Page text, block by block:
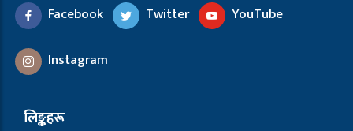
Facebook
Twitter YouTube
Instagram
लिङ्कहरू